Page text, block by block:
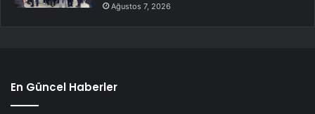
Ağustos 7, 2026
En Güncel Haberler